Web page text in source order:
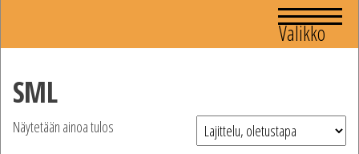
Valikko
SML
Näytetään ainoa tulos